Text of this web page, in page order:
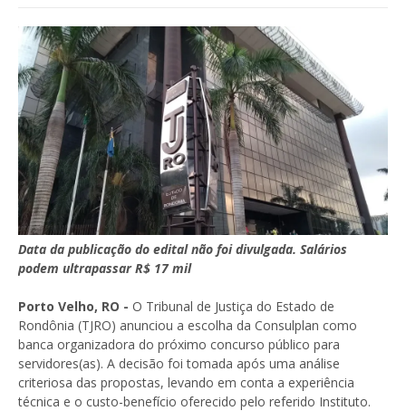
Data da publicação do edital não foi divulgada. Salários
podem ultrapassar R$ 17 mil
Porto Velho, RO - O Tribunal de Justiça do Estado de
Rondônia (TJRO) anunciou a escolha da Consulplan como
banca organizadora do próximo concurso público para
servidores(as). A decisão foi tomada após uma análise
criteriosa das propostas, levando em conta a experiência
técnica e o custo-benefício oferecido pelo referido Instituto.